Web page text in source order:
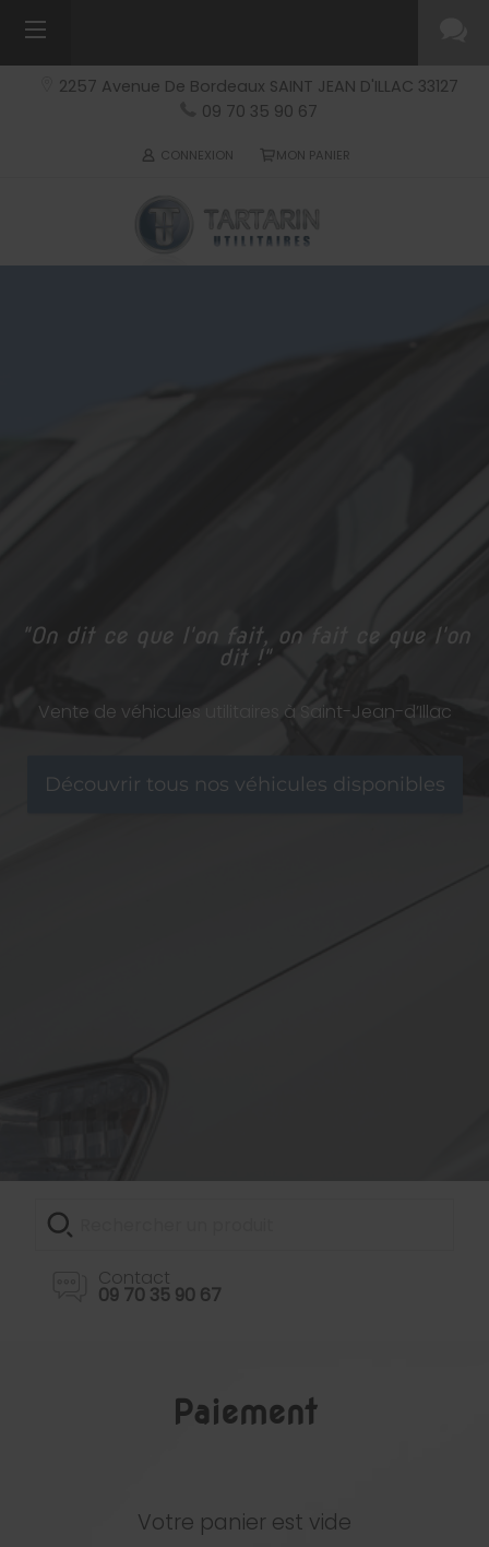
2257 Avenue De Bordeaux SAINT JEAN D'ILLAC 33127
09 70 35 90 67
CONNEXION MON PANIER
"On dit ce que l'on fait, on fait ce que l'on
dit !"
Vente de véhicules utilitaires à Saint-Jean-d’Illac
Découvrir tous nos véhicules disponibles
Contact
09 70 35 90 67
Paiement
Votre panier est vide